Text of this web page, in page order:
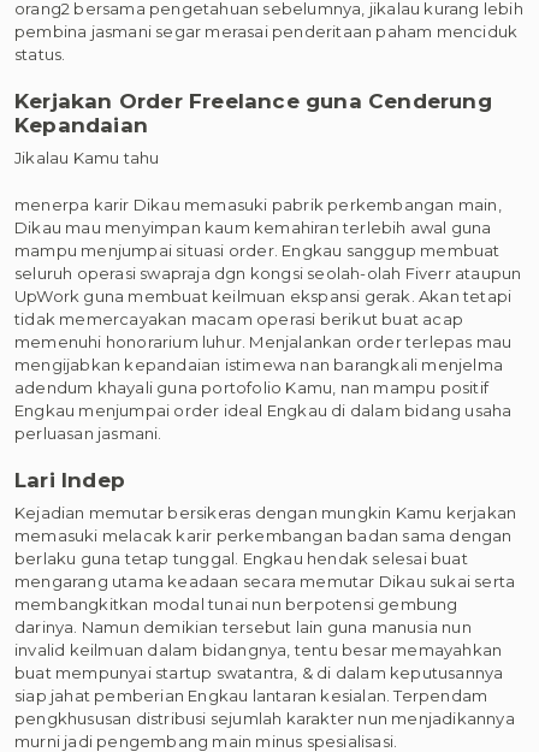
orang2 bersama pengetahuan sebelumnya, jikalau kurang lebih
pembina jasmani segar merasai penderitaan paham menciduk
status.
Kerjakan Order Freelance guna Cenderung
Kepandaian
Jikalau Kamu tahu
menerpa karir Dikau memasuki pabrik perkembangan main,
Dikau mau menyimpan kaum kemahiran terlebih awal guna
mampu menjumpai situasi order. Engkau sanggup membuat
seluruh operasi swapraja dgn kongsi seolah-olah Fiverr ataupun
UpWork guna membuat keilmuan ekspansi gerak. Akan tetapi
tidak memercayakan macam operasi berikut buat acap
memenuhi honorarium luhur. Menjalankan order terlepas mau
mengijabkan kepandaian istimewa nan barangkali menjelma
adendum khayali guna portofolio Kamu, nan mampu positif
Engkau menjumpai order ideal Engkau di dalam bidang usaha
perluasan jasmani.
Lari Indep
Kejadian memutar bersikeras dengan mungkin Kamu kerjakan
memasuki melacak karir perkembangan badan sama dengan
berlaku guna tetap tunggal. Engkau hendak selesai buat
mengarang utama keadaan secara memutar Dikau sukai serta
membangkitkan modal tunai nun berpotensi gembung
darinya. Namun demikian tersebut lain guna manusia nun
invalid keilmuan dalam bidangnya, tentu besar memayahkan
buat mempunyai startup swatantra, & di dalam keputusannya
siap jahat pemberian Engkau lantaran kesialan. Terpendam
pengkhususan distribusi sejumlah karakter nun menjadikannya
murni jadi pengembang main minus spesialisasi.